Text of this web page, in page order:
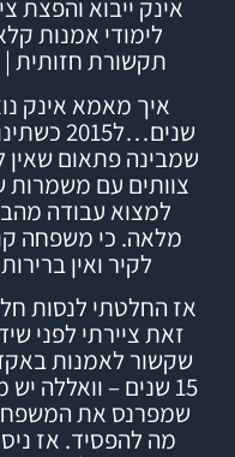
אינק ייבוא והפצת
לימודי אמנות
תקשורת חזותית |
איך מאמא אינק
שמבינה פתאום שאין
למצוא עבודה
מלאה. כי משפחה
לקיר ואין
אז החלטתי לנסות
זאת ציירתי לפני
שקשור לאמנות
15 שנים – וואללה
שמפרנס את
מה להפסיד. אז